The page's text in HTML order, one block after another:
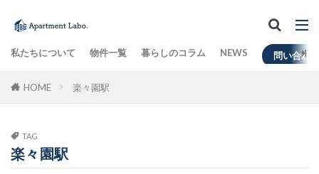
私たちについて 物件一覧 暮らしのコラム NEWS 問い合わせ
HOME 楽々園駅
TAG
楽々園駅